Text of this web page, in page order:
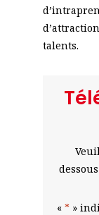
talents.
« *»